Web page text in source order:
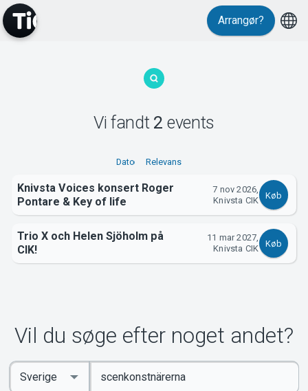
MyTickster
Support
Om Tickster
Arrangør?
Vi fandt 2 events
Dato Relevans
Knivsta Voices konsert Roger
Pontare & Key of life
7 nov 2026,
Knivsta CIK
Køb
Trio X och Helen Sjöholm på
CIK!
11 mar 2027,
Knivsta CIK
Køb
Vil du søge efter noget andet?
Indtast
søgeord
Select
Country